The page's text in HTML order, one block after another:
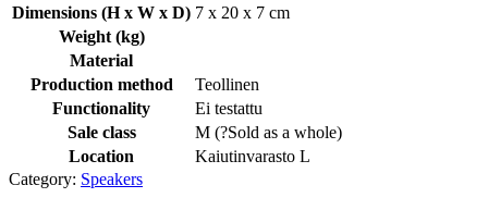
Dimensions (H x W x D) 7 x 20 x 7 cm
Weight (kg)
Material
Production method
Teollinen
Functionality
Ei testattu
Sale class
M (?Sold as a whole)
Location
Kaiutinvarasto L
Category: Speakers